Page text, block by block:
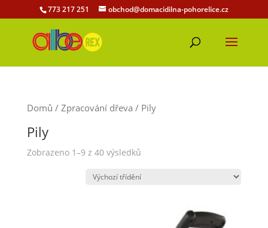
773 217 251 obchod@domacidilna-pohorelice.cz
Domů / Zpracování dřeva / Pily
Pily
Zobrazeno 1–9 z 40 výsledků